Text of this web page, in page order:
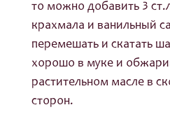
то можно добавить 3
крахмала и ванильный
перемешать и скатать
хорошо в муке и
растительном масле в
сторон.